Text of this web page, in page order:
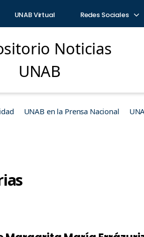
UNAB Virtual Redes Sociales
Noticias
UNAB
UNAB en la Prensa Nacional